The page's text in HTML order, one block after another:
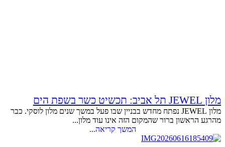
מלון JEWEL תל אביב: תכשיט כשר בשפת הים
מלון JEWEL נפתח מחדש בבניין שבו פעל במשך שנים מלון לוסקי. כבר
מהרגע הראשון ברור שהמקום הזה אינו עוד מלון...
המשך קריאה...